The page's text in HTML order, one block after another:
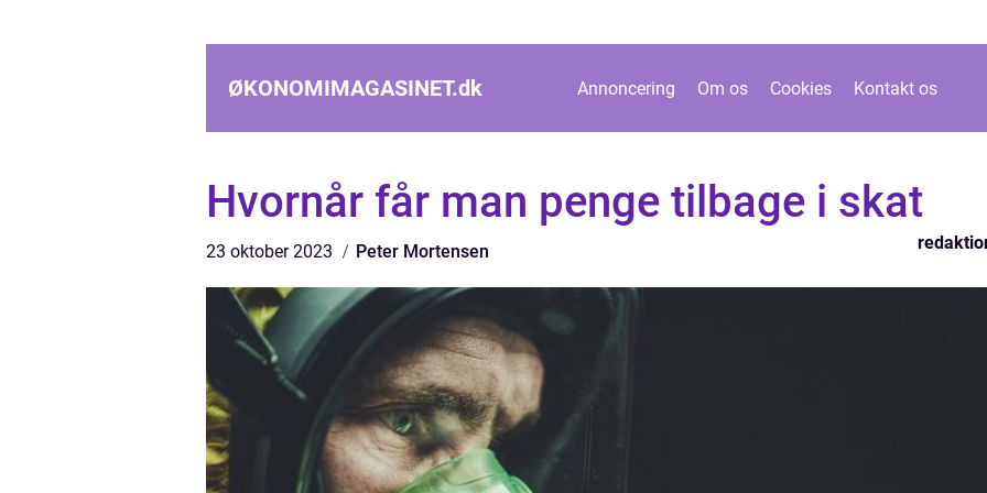
ØKONOMIMAGASINET.dk Annoncering Om os Cookies Kontakt os
Hvornår får man penge tilbage i skat
23 oktober 2023 Peter Mortensen